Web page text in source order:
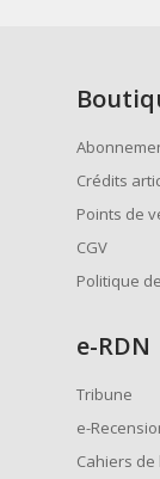
Crédits
Points de
CGV
Politique
e-RDN
Tribune
e-
Cahiers de